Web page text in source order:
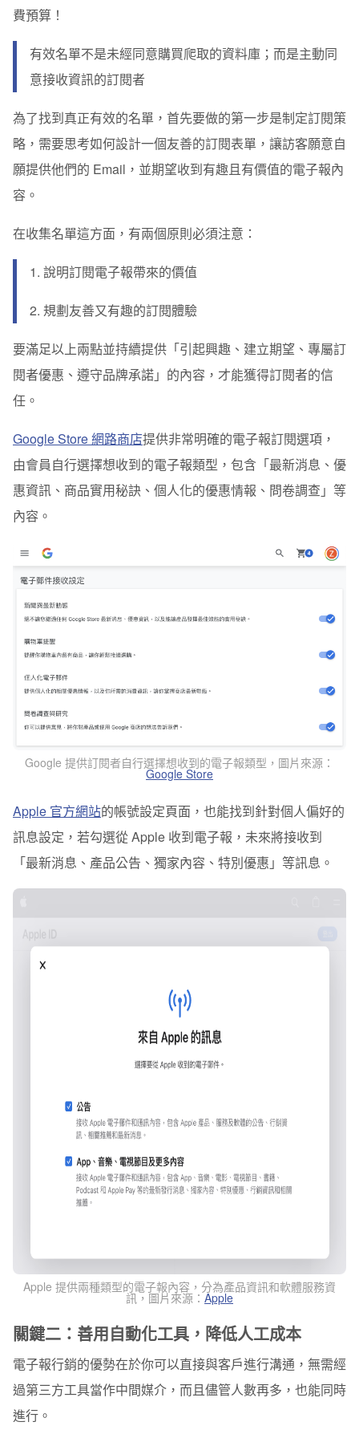
費預算！
有效名單不是未經同意購買爬取的資料庫；而是主動同
意接收資訊的訂閱者
為了找到真正有效的名單，首先要做的第一步是制定訂閱策
略，需要思考如何設計一個友善的訂閱表單，讓訪客願意自
願提供他們的 Email，並期望收到有趣且有價值的電子報內
容。
在收集名單這方面，有兩個原則必須注意：
1. 說明訂閱電子報帶來的價值
2. 規劃友善又有趣的訂閱體驗
要滿足以上兩點並持續提供「引起興趣、建立期望、專屬訂
閱者優惠、遵守品牌承諾」的內容，才能獲得訂閱者的信
任。
Google Store 網路商店提供非常明確的電子報訂閱選項，
由會員自行選擇想收到的電子報類型，包含「最新消息、優
惠資訊、商品實用秘訣、個人化的優惠情報、問卷調查」等
內容。
Google 提供訂閱者自行選擇想收到的電子報類型 ，圖片來源：
Google Store
Apple 官方網站的帳號設定頁面，也能找到針對個人偏好的
訊息設定，若勾選從 Apple 收到電子報，未來將接收到
「最新消息、產品公告、獨家內容、特別優惠」等訊息。
Apple 提供兩種類型的電子報內容，分為產品資訊和軟體服務資
訊，圖片來源：Apple
關鍵二：善用自動化工具，降低人工成本
電子報行銷的優勢在於你可以直接與客戶進行溝通，無需經
過第三方工具當作中間媒介，而且儘管人數再多，也能同時
進行。